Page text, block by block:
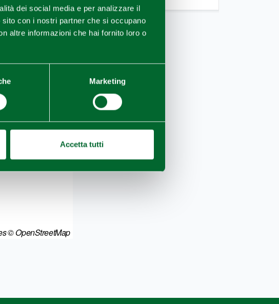
dei social media e per analizzare il
con i nostri partner che si occupano
altre informazioni che hai fornito loro o
Marketing
Accetta tutti
© OpenStreetMap